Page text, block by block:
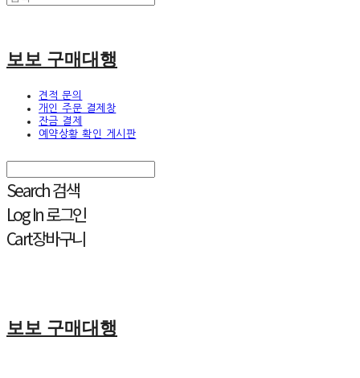
보보 구매대행
견적 문의
개인 주문 결제창
잔금 결제
예약상황 확인 게시판
Search검색
Log In로그인
Cart장바구니
보보 구매대행